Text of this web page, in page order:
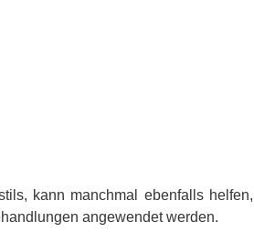
kann manchmal ebenfalls
angewendet werden.